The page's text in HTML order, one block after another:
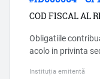
COD FISCAL AL
Obligatiile
acolo in privinta
dreptul de
Instituția emitentă